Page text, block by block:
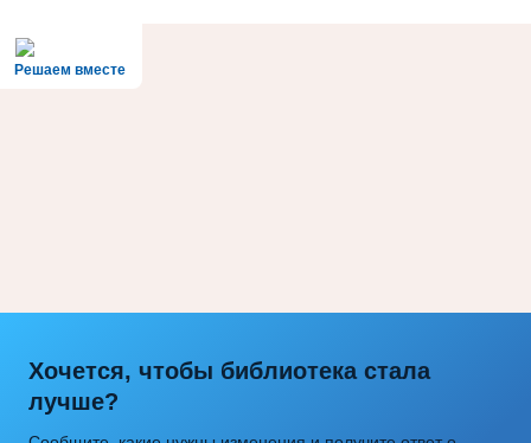
Решаем вместе
Хочется, чтобы библиотека стала
лучше?